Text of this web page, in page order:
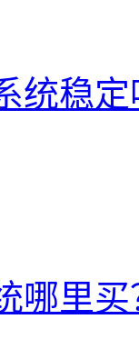
统稳定
哪里买